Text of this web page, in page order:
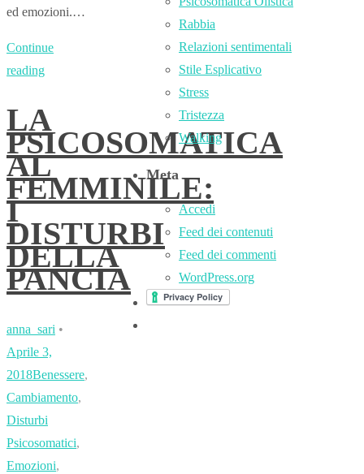
ed emozioni.…
Continue
reading
LA
PSICOSOMATICA
AL
FEMMINILE:
I
DISTURBI
DELLA
PANCIA
anna_sari •
Aprile 3,
2018Benessere,
Cambiamento,
Disturbi
Psicosomatici,
Emozioni,
Rabbia
Relazioni sentimentali
Stile Esplicativo
Stress
Tristezza
Walking
Meta
Accedi
Feed dei contenuti
Feed dei commenti
WordPress.org